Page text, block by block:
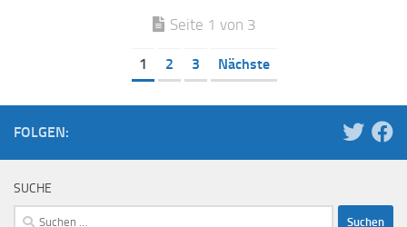
Seite 1 von 3
1 2 3 Nächste
FOLGEN:
SUCHE
Suchen